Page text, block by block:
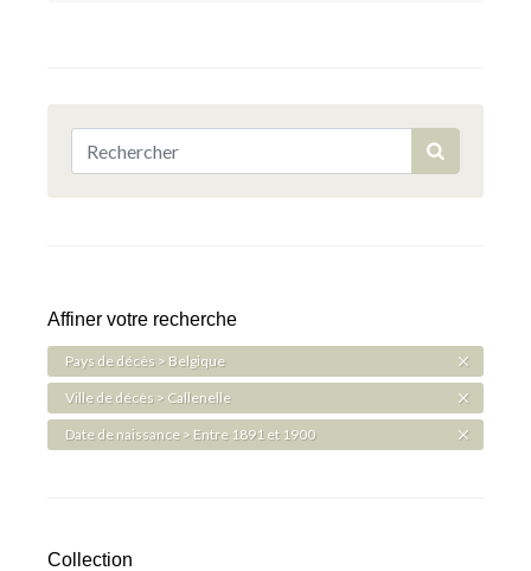
Affiner votre recherche
Pays de décès > Belgique
Ville de décès > Callenelle
Date de naissance > Entre 1891 et 1900
Collection